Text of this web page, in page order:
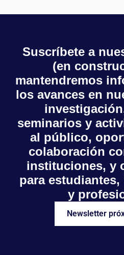
Suscríbete a
(en
mantendremos
los avances en
seminarios y
al público,
colaboración
instituciones, y
para
y
Newsletter